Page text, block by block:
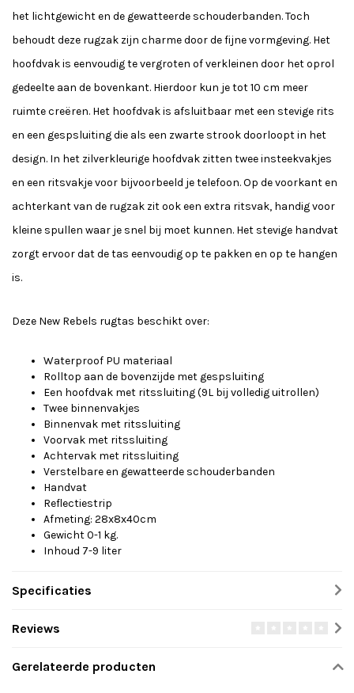
het lichtgewicht en de gewatteerde schouderbanden. Toch
behoudt deze rugzak zijn charme door de fijne vormgeving. Het
hoofdvak is eenvoudig te vergroten of verkleinen door het oprol
gedeelte aan de bovenkant. Hierdoor kun je tot 10 cm meer
ruimte creëren. Het hoofdvak is afsluitbaar met een stevige rits
en een gespsluiting die als een zwarte strook doorloopt in het
design. In het zilverkleurige hoofdvak zitten twee insteekvakjes
en een ritsvakje voor bijvoorbeeld je telefoon. Op de voorkant en
achterkant van de rugzak zit ook een extra ritsvak, handig voor
kleine spullen waar je snel bij moet kunnen. Het stevige handvat
zorgt ervoor dat de tas eenvoudig op te pakken en op te hangen
is.
Deze New Rebels rugtas beschikt over:
Waterproof PU materiaal
Rolltop aan de bovenzijde met gespsluiting
Een hoofdvak met ritssluiting (9L bij volledig uitrollen)
Twee binnenvakjes
Binnenvak met ritssluiting
Voorvak met ritssluiting
Achtervak met ritssluiting
Verstelbare en gewatteerde schouderbanden
Handvat
Reflectiestrip
Afmeting: 28x8x40cm
Gewicht 0-1 kg.
Inhoud 7-9 liter
Specificaties
Reviews
Gerelateerde producten